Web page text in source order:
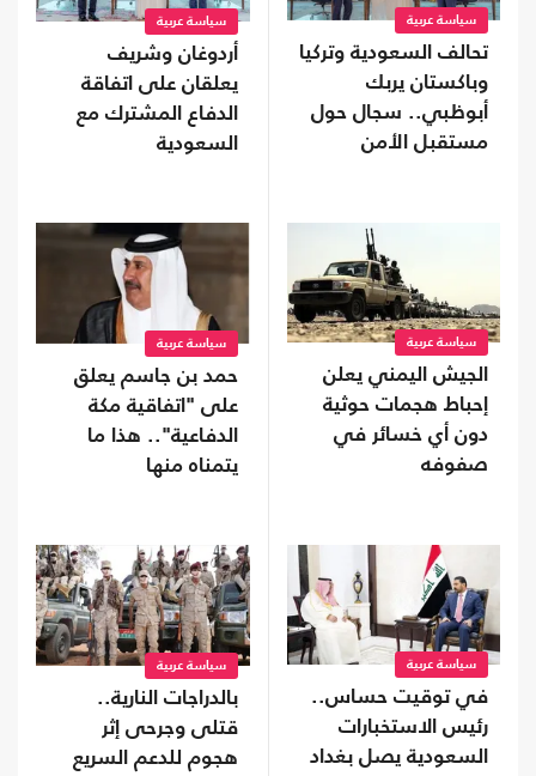
سياسة عربية
تحالف السعودية وتركيا
وباكستان يربك
أبوظبي.. سجال حول
مستقبل الأمن
سياسة عربية
أردوغان وشريف
يعلقان على اتفاقة
الدفاع المشترك مع
السعودية
سياسة عربية
الجيش اليمني يعلن
إحباط هجمات حوثية
دون أي خسائر في
صفوفه
سياسة عربية
حمد بن جاسم يعلق
على "اتفاقية مكة
الدفاعية".. هذا ما
يتمناه منها
سياسة عربية
في توقيت حساس..
رئيس الاستخبارات
السعودية يصل بغداد
سياسة عربية
بالدراجات النارية..
قتلى وجرحى إثر
هجوم للدعم السريع